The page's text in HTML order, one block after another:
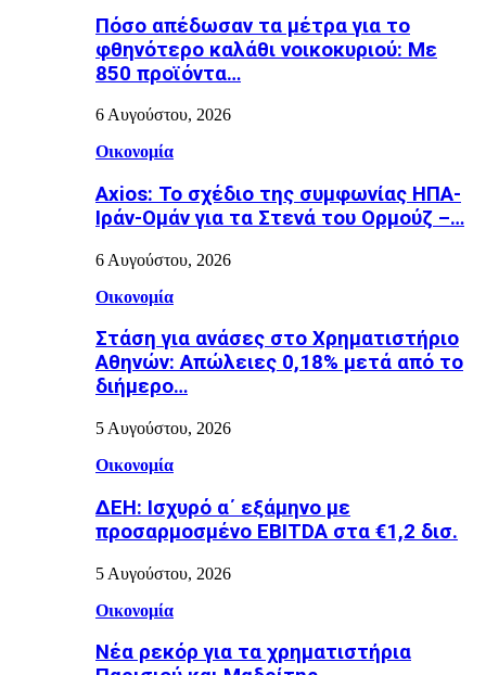
Πόσο απέδωσαν τα μέτρα για το
φθηνότερο καλάθι νοικοκυριού: Με
850 προϊόντα…
6 Αυγούστου, 2026
Οικονομία
Axios: Το σχέδιο της συμφωνίας ΗΠΑ-
Ιράν-Ομάν για τα Στενά του Ορμούζ –…
6 Αυγούστου, 2026
Οικονομία
Στάση για ανάσες στο Χρηματιστήριο
Αθηνών: Απώλειες 0,18% μετά από το
διήμερο…
5 Αυγούστου, 2026
Οικονομία
ΔΕΗ: Ισχυρό α΄ εξάμηνο με
προσαρμοσμένο EBITDA στα €1,2 δισ.
5 Αυγούστου, 2026
Οικονομία
Νέα ρεκόρ για τα χρηματιστήρια